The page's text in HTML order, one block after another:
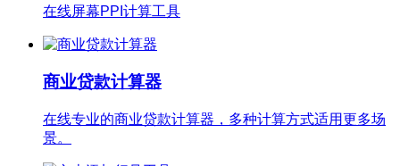
在线屏幕PPI计算工具
商业贷款计算器
在线专业的商业贷款计算器，多种计算方式适用更多场
景。